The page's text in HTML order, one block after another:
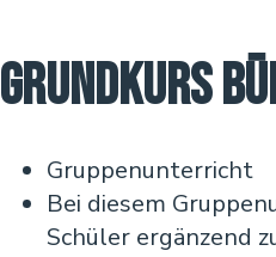
Grundkurs
Gruppenunterricht
Bei diesem
Schüler ergänzend